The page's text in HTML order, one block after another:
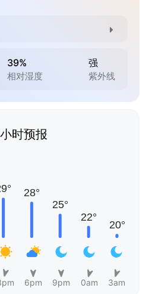
39%
相对湿度
强
紫外线
时预报
6pm 9pm 0am 3am